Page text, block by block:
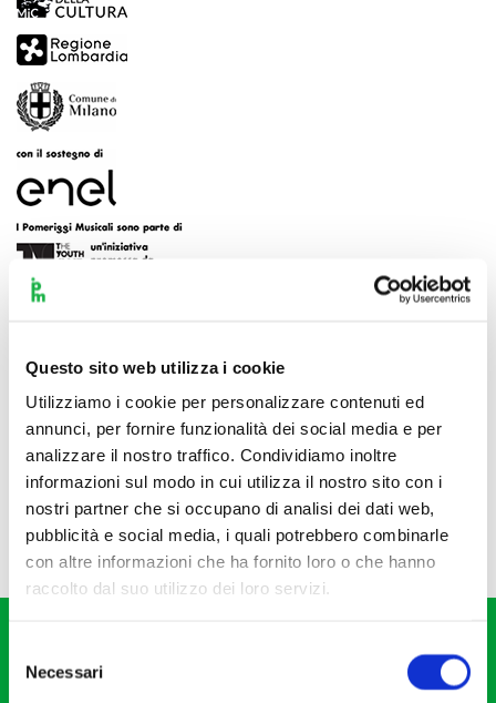
Questo sito web utilizza i cookie
Utilizziamo i cookie per personalizzare contenuti ed
annunci, per fornire funzionalità dei social media e per
analizzare il nostro traffico. Condividiamo inoltre
informazioni sul modo in cui utilizza il nostro sito con i
nostri partner che si occupano di analisi dei dati web,
pubblicità e social media, i quali potrebbero combinarle
con altre informazioni che ha fornito loro o che hanno
raccolto dal suo utilizzo dei loro servizi.
delNecessari